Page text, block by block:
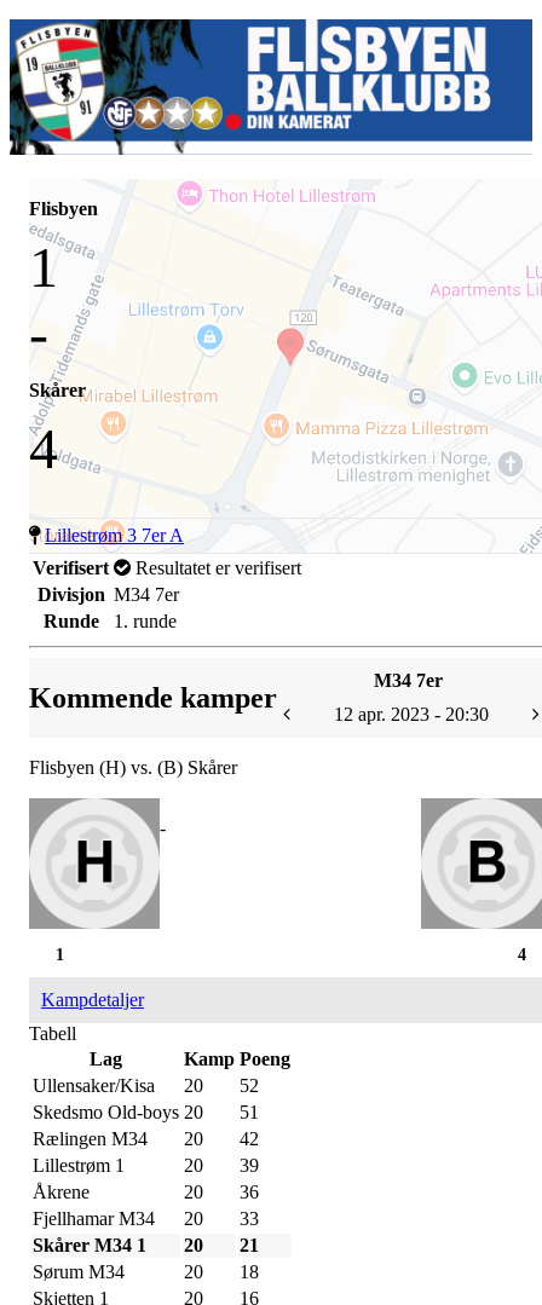
Flisbyen
1
-
Skårer
4
Lillestrøm 3 7er A
Verifisert
Resultatet er verifisert
Divisjon M34 7er
Runde
1. runde
Kommende kamper
M34 7er
12 apr. 2023 - 20:30
Flisbyen (H) vs. (B) Skårer
-
4
1
Kampdetaljer
Tabell
Lag
Kamp Poeng
Ullensaker/Kisa
20
52
Skedsmo Old-boys 20
51
Rælingen M34
20
42
Lillestrøm 1
20
39
Åkrene
20
36
Fjellhamar M34
20
33
Skårer M34 1
20
21
Sørum M34
20
18
Skjetten 1
20
16